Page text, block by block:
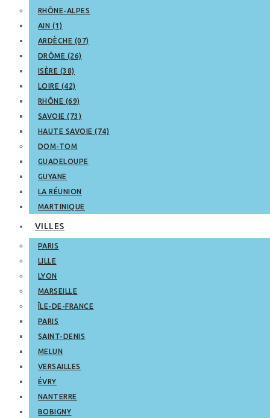
RHÔNE-ALPES
AIN (1)
ARDÈCHE (07)
DRÔME (26)
ISÈRE (38)
LOIRE (42)
RHÔNE (69)
SAVOIE (73)
HAUTE SAVOIE (74)
DOM-TOM
GUADELOUPE
GUYANE
LA RÉUNION
MARTINIQUE
VILLES
PARIS
LILLE
LYON
MARSEILLE
ÎLE-DE-FRANCE
PARIS
SAINT-DENIS
MELUN
VERSAILLES
ÉVRY
NANTERRE
BOBIGNY